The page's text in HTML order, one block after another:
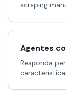
scraping
Agentes
Responda